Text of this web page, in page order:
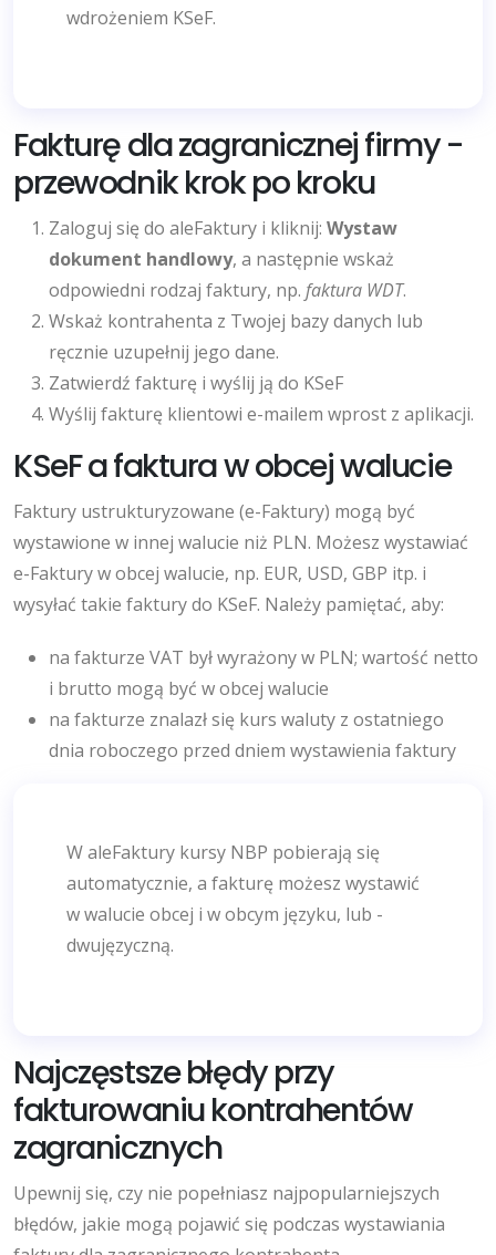
wdrożeniem KSeF.
Fakturę dla zagranicznej firmy -
przewodnik krok po kroku
Zaloguj się do aleFaktury i kliknij: Wystaw
dokument handlowy, a następnie wskaż
odpowiedni rodzaj faktury, np. faktura WDT.
Wskaż kontrahenta z Twojej bazy danych lub
ręcznie uzupełnij jego dane.
Zatwierdź fakturę i wyślij ją do KSeF
Wyślij fakturę klientowi e-mailem wprost z aplikacji.
KSeF a faktura w obcej walucie
Faktury ustrukturyzowane (e-Faktury) mogą być
wystawione w innej walucie niż PLN. Możesz wystawiać
e-Faktury w obcej walucie, np. EUR, USD, GBP itp. i
wysyłać takie faktury do KSeF. Należy pamiętać, aby:
na fakturze VAT był wyrażony w PLN; wartość netto
i brutto mogą być w obcej walucie
na fakturze znalazł się kurs waluty z ostatniego
dnia roboczego przed dniem wystawienia faktury
W aleFaktury kursy NBP pobierają się
automatycznie, a fakturę możesz wystawić
w walucie obcej i w obcym języku, lub -
dwujęzyczną.
Najczęstsze błędy przy
fakturowaniu kontrahentów
zagranicznych
Upewnij się, czy nie popełniasz najpopularniejszych
błędów, jakie mogą pojawić się podczas wystawiania